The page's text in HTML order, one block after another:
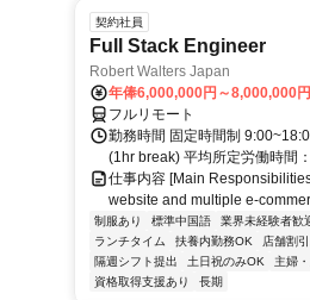
契約社員
Full Stack Engineer
Robert Walters Japan
年俸6,000,000円～8,000,000円
フルリモート
勤務時間 固定時間制
(1hr break) 平均所定労働時間
仕事内容 [Main
website and multiple e-
制服あり 標準中国語 業界未経験者歓
ランチタイム
扶養内勤務OK 店舗割
隔週シフト提出
土日祝のみOK 主婦
資格取得支援あり
長期